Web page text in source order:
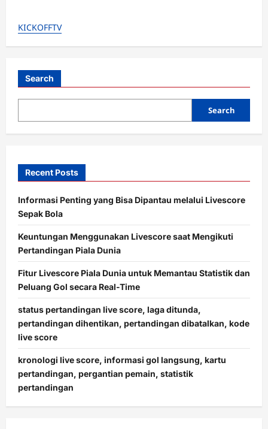
Pantau
Real-
KICKOFFTV
Search
Search
Recent Posts
Informasi Penting yang Bisa Dipantau melalui Livescore
Sepak Bola
Keuntungan Menggunakan Livescore saat Mengikuti
Pertandingan Piala Dunia
Fitur Livescore Piala Dunia untuk Memantau Statistik dan
Peluang Gol secara Real-Time
status pertandingan live score, laga ditunda,
pertandingan dihentikan, pertandingan dibatalkan, kode
live score
kronologi live score, informasi gol langsung, kartu
pertandingan, pergantian pemain, statistik
pertandingan